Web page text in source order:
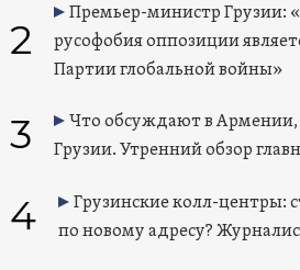
2
Премьер-министр Грузии:
русофобия оппозиции
Партии глобальной войны»
3
Что обсуждают в
Грузии. Утренний обзор
4
Грузинские колл-центры:
по новому адресу?